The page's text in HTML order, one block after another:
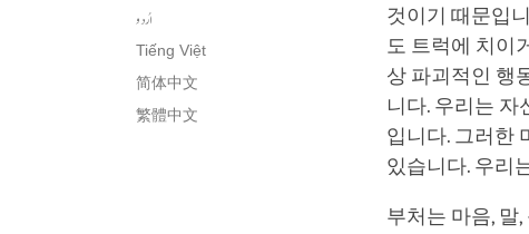
اُردو
Tiếng Việt
简体中文
繁體中文
것이기 때문입
도 트럭에 치이
상 파괴적인 행
니다. 우리는
입니다. 그러한
있습니다. 우리
부처는 마음, 말